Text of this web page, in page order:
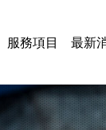
服務項目 最新